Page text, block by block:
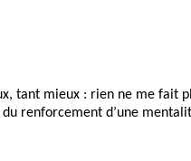
tant mieux : rien ne me fait
renforcement d’une